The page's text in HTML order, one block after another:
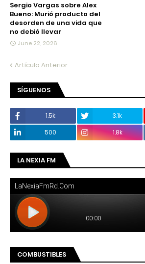
Sergio Vargas sobre Alex
Bueno: Murió producto del
desorden de una vida que
no debió llevar
June 22, 2026
Artículo Anterior
SÍGUENOS
1.5k 3.1k
500
1.8k
LA NEXIA FM
COMBUSTIBLES